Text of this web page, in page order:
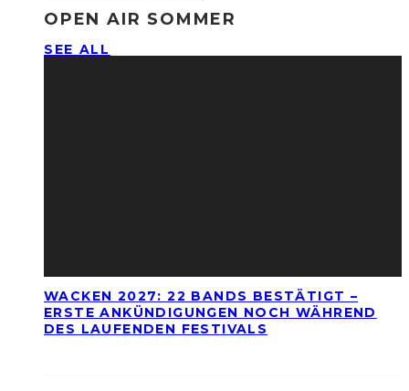
OPEN AIR SOMMER
SEE ALL
WACKEN 2027: 22 BANDS BESTÄTIGT –
ERSTE ANKÜNDIGUNGEN NOCH WÄHREND
DES LAUFENDEN FESTIVALS